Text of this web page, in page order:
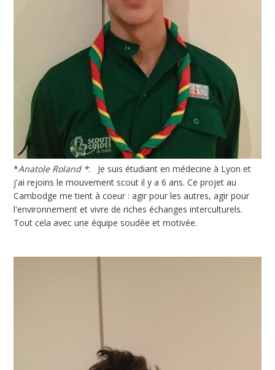
*Anatole Roland *: Je suis étudiant en médecine à Lyon et
j'ai rejoins le mouvement scout il y a 6 ans. Ce projet au
Cambodge me tient à coeur : agir pour les autres, agir pour
l'environnement et vivre de riches échanges interculturels.
Tout cela avec une équipe soudée et motivée.